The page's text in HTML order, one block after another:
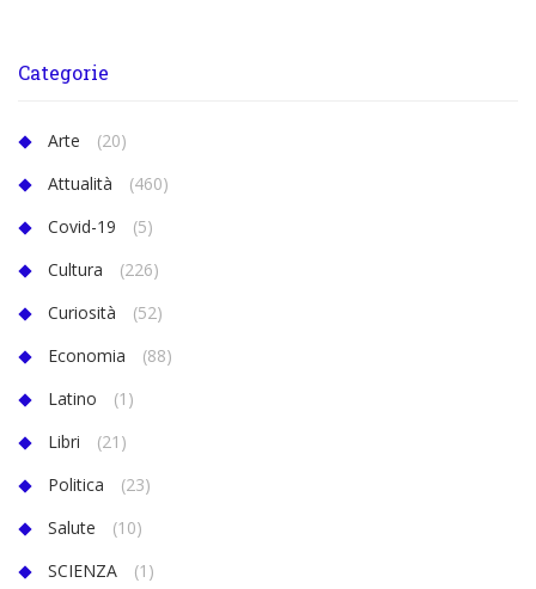
Categorie
Arte
(20)
Attualità
(460)
Covid-19
(5)
Cultura
(226)
Curiosità
(52)
Economia
(88)
Latino
(1)
Libri
(21)
Politica
(23)
Salute
(10)
SCIENZA
(1)